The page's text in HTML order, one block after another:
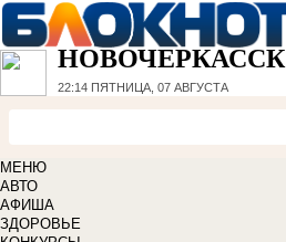
НОВОЧЕРКАССК
22:14 ПЯТНИЦА, 07 АВГУСТА
МЕНЮ
АВТО
АФИША
ЗДОРОВЬЕ